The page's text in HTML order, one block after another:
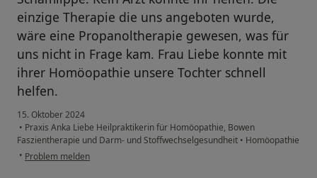
einzige Therapie die uns angeboten wurde,
wäre eine Propanoltherapie gewesen, was für
uns nicht in Frage kam. Frau Liebe konnte mit
ihrer Homöopathie unsere Tochter schnell
helfen.
15. Oktober 2024
• Praxis Anka Liebe Heilpraktikerin für Homöopathie, Bowen
Faszientherapie und Darm- und Stoffwechselgesundheit • Homöopathie
• Problem melden